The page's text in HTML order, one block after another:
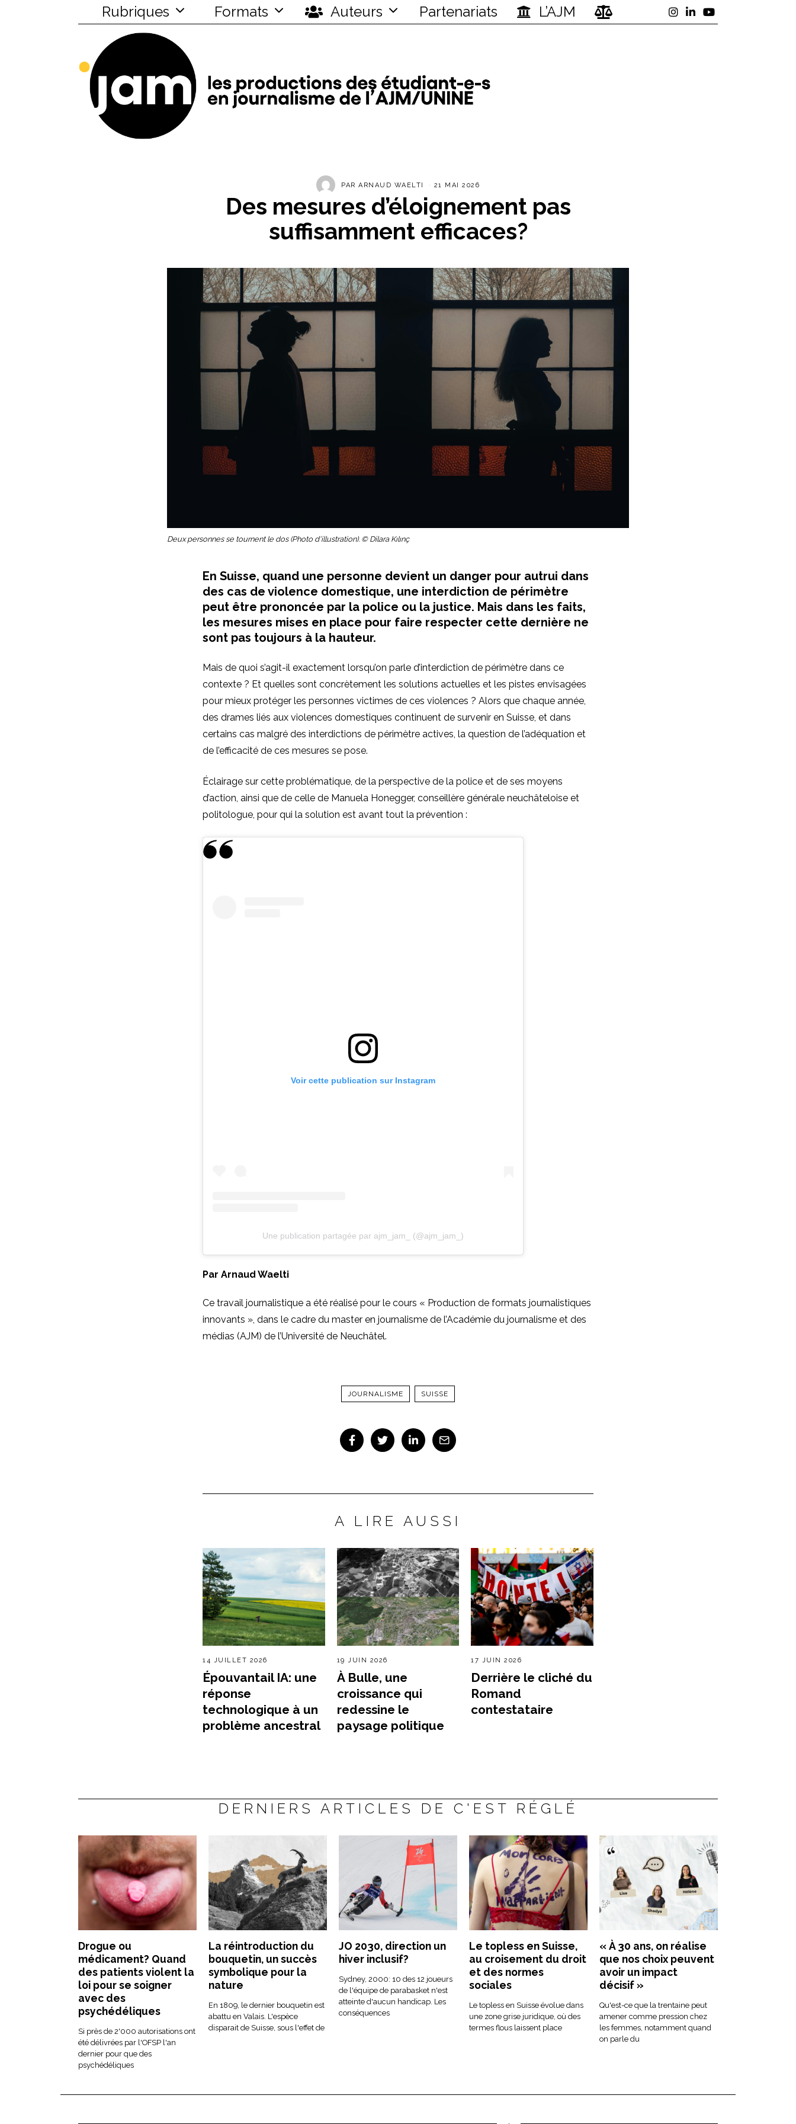
Rubriques Formats Auteurs Partenariats L’AJM
PAR ARNAUD WAELTI 21 MAI 2026
Des mesures d’éloignement pas
suffisamment efficaces?
Deux personnes se tournent le dos (Photo d'illustration). © Dilara Kılınç
En Suisse, quand une personne devient un danger pour autrui dans
des cas de violence domestique, une interdiction de périmètre
peut être prononcée par la police ou la justice. Mais dans les faits,
les mesures mises en place pour faire respecter cette dernière ne
sont pas toujours à la hauteur.
Mais de quoi s’agit-il exactement lorsqu’on parle d’interdiction de périmètre dans ce
contexte ? Et quelles sont concrètement les solutions actuelles et les pistes envisagées
pour mieux protéger les personnes victimes de ces violences ? Alors que chaque année,
des drames liés aux violences domestiques continuent de survenir en Suisse, et dans
certains cas malgré des interdictions de périmètre actives, la question de l’adéquation et
de l’efficacité de ces mesures se pose.
Éclairage sur cette problématique, de la perspective de la police et de ses moyens
d’action, ainsi que de celle de Manuela Honegger, conseillère générale neuchâteloise et
politologue, pour qui la solution est avant tout la prévention :
Voir cette publication sur Instagram
Une publication partagée par ajm_jam_ (@ajm_jam_)
Par Arnaud Waelti
Ce travail journalistique a été réalisé pour le cours « Production de formats journalistiques
innovants », dans le cadre du master en journalisme de l’Académie du journalisme et des
médias (AJM) de l’Université de Neuchâtel.
JOURNALISME SUISSE
A LIRE AUSSI
14 JUILLET 2026
Épouvantail IA: une
réponse
technologique à un
problème ancestral
19 JUIN 2026
À Bulle, une
croissance qui
redessine le
paysage politique
17 JUIN 2026
Derrière le cliché du
Romand
contestataire
DERNIERS ARTICLES DE C'EST RÉGLÉ
Drogue ou
médicament? Quand
des patients violent la
loi pour se soigner
avec des
psychédéliques
Si près de 2'000 autorisations ont
été délivrées par l'OFSP l'an
dernier pour que des
psychédéliques
La réintroduction du
bouquetin, un succès
symbolique pour la
nature
En 1809, le dernier bouquetin est
abattu en Valais. L'espèce
disparait de Suisse, sous l'effet de
JO 2030, direction un
hiver inclusif?
Sydney, 2000: 10 des 12 joueurs
de l'équipe de parabasket n'est
atteinte d'aucun handicap. Les
conséquences
Le topless en Suisse,
au croisement du droit
et des normes
sociales
Le topless en Suisse évolue dans
une zone grise juridique, où des
termes flous laissent place
« À 30 ans, on réalise
que nos choix peuvent
avoir un impact
décisif »
Qu'est-ce que la trentaine peut
amener comme pression chez
les femmes, notamment quand
on parle du